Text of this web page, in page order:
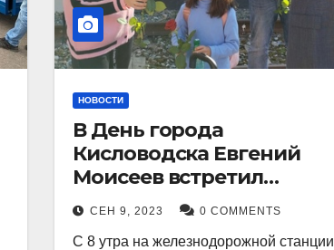
НОВОСТИ
В День города
Кисловодска Евгений
Моисеев встретил
прибывший поезд с
туристами.
СЕН 9, 2023 0 COMMENTS
С 8 утра на железнодорожной станции